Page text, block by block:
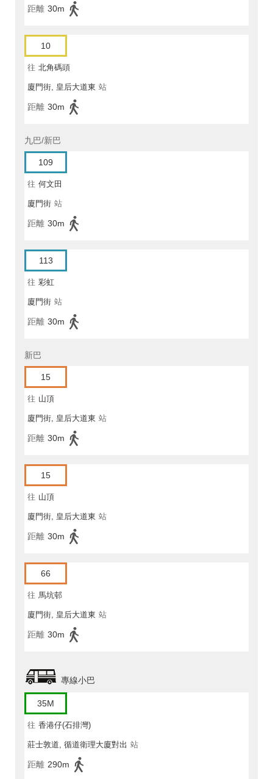
距離 30m
10
往 北角碼頭
廈門街, 皇后大道東 站
距離 30m
九巴/新巴
109
往 何文田
廈門街 站
距離 30m
113
往 彩虹
廈門街 站
距離 30m
新巴
15
往 山頂
廈門街, 皇后大道東 站
距離 30m
15
往 山頂
廈門街, 皇后大道東 站
距離 30m
66
往 馬坑邨
廈門街, 皇后大道東 站
距離 30m
專線小巴
35M
往 香港仔(石排灣)
莊士敦道, 循道衛理大廈對出 站
距離 290m